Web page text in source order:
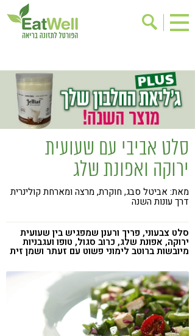
בישול בריא
אינדקס עסקים
ריפוי ומניעת מחלות
בריאות האישה
תוספי תזונה
מתכוני בריאות
אירועים
שינוי תזונתי
גישות בתזונה
דיאטה
ניקוי רעלים
מזונות על
ילדים
תזונה וספורט
הפרעות קשב & ריכוז
אכילה רגשית
קורונה
טבעונות
סלט אביבי עם שעועית
ירוקה ואפונת שלג
מאת: אביטל סבג, חוקרת, מרצה ומארחת קולינרית
דרך עונות השנה
סלט צבעוני, פריך ורענן שמפגיש בין שעועית
ירוקה, אפונת שלג, כרוב סגול, טופו ועגבניות
מיובשות ברוטב לימוני פשוט עם זעתר ושמן זית